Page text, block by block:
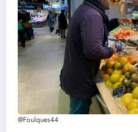
@Foulques44